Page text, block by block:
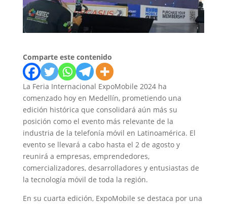
Comparte este contenido
La Feria Internacional ExpoMobile 2024 ha
comenzado hoy en Medellín, prometiendo una
edición histórica que consolidará aún más su
posición como el evento más relevante de la
industria de la telefonía móvil en Latinoamérica. El
evento se llevará a cabo hasta el 2 de agosto y
reunirá a empresas, emprendedores,
comercializadores, desarrolladores y entusiastas de
la tecnología móvil de toda la región.
En su cuarta edición, ExpoMobile se destaca por una